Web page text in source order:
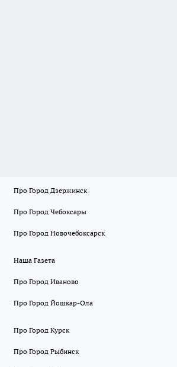
Про Город Дзержинск
Про Город Чебоксары
Про Город Новочебоксарск
Наша Газета
Про Город Иваново
Про Город Йошкар-Ола
Про Город Курск
Про Город Рыбинск